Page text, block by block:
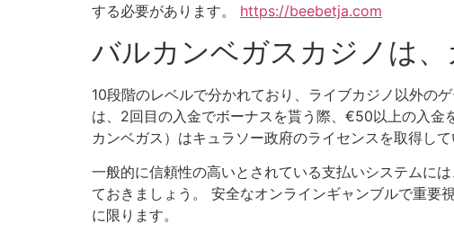
する必要があります。 https://beebetja.com
バルカンベガスカジノは
10段階のレベルで分かれており、ライブカジノ以外の
は、2回目の入金でボーナスを貰う際、€50以上の入
カンベガス）はキュラソー政府のライセンスを取得し
一般的に信頼性の高いとされている支払いシステムに
ておきましょう。 安全なオンラインギャンブルで重要
に限ります。